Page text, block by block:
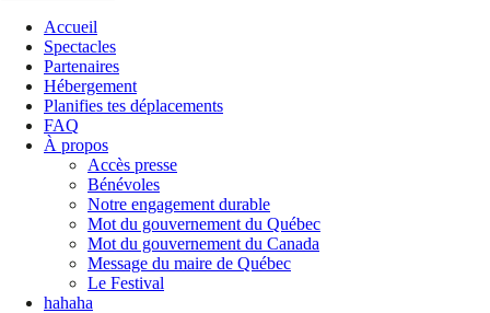
Accueil
Spectacles
Partenaires
Hébergement
Planifies tes déplacements
FAQ
À propos
Accès presse
Bénévoles
Notre engagement durable
Mot du gouvernement du Québec
Mot du gouvernement du Canada
Message du maire de Québec
Le Festival
hahaha